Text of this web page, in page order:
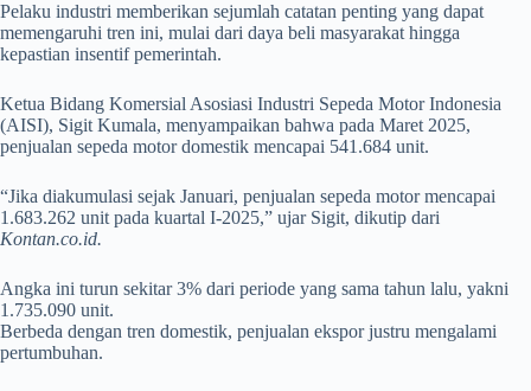
Pelaku industri memberikan sejumlah catatan penting yang dapat
memengaruhi tren ini, mulai dari daya beli masyarakat hingga
kepastian insentif pemerintah.
Ketua Bidang Komersial Asosiasi Industri Sepeda Motor Indonesia
(AISI), Sigit Kumala, menyampaikan bahwa pada Maret 2025,
penjualan sepeda motor domestik mencapai 541.684 unit.
“Jika diakumulasi sejak Januari, penjualan sepeda motor mencapai
1.683.262 unit pada kuartal I-2025,” ujar Sigit, dikutip dari
Kontan.co.id.
Angka ini turun sekitar 3% dari periode yang sama tahun lalu, yakni
1.735.090 unit.
Berbeda dengan tren domestik, penjualan ekspor justru mengalami
pertumbuhan.